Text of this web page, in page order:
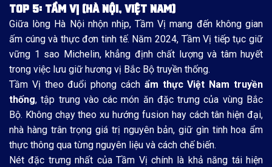
TOP 5: TẦM VỊ (HÀ NỘI, VIỆT NAM)
Giữa lòng Hà Nội nhộn nhịp, Tầm Vị mang đến không gian
ấm cúng và thực đơn tinh tế. Năm 2024, Tầm Vị tiếp tục giữ
vững 1 sao Michelin, khẳng định chất lượng và tâm huyết
trong việc lưu giữ hương vị Bắc Bộ truyền thống.
Tầm Vị theo đuổi phong cách ẩm thực Việt Nam truyền
thống, tập trung vào các món ăn đặc trưng của vùng Bắc
Bộ. Không chạy theo xu hướng fusion hay cách tân hiện đại,
nhà hàng trân trọng giá trị nguyên bản, giữ gìn tinh hoa ẩm
thực thông qua từng nguyên liệu và cách chế biến.
Nét đặc trưng nhất của Tầm Vị chính là khả năng tái hiện